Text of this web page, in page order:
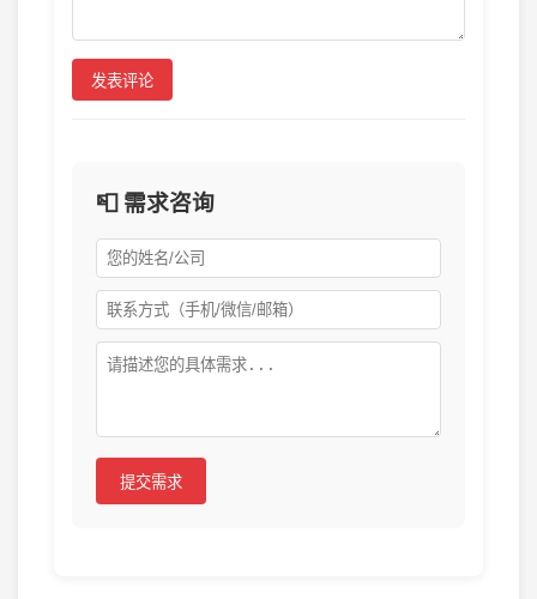
发表评论
📮 需求咨询
提交需求